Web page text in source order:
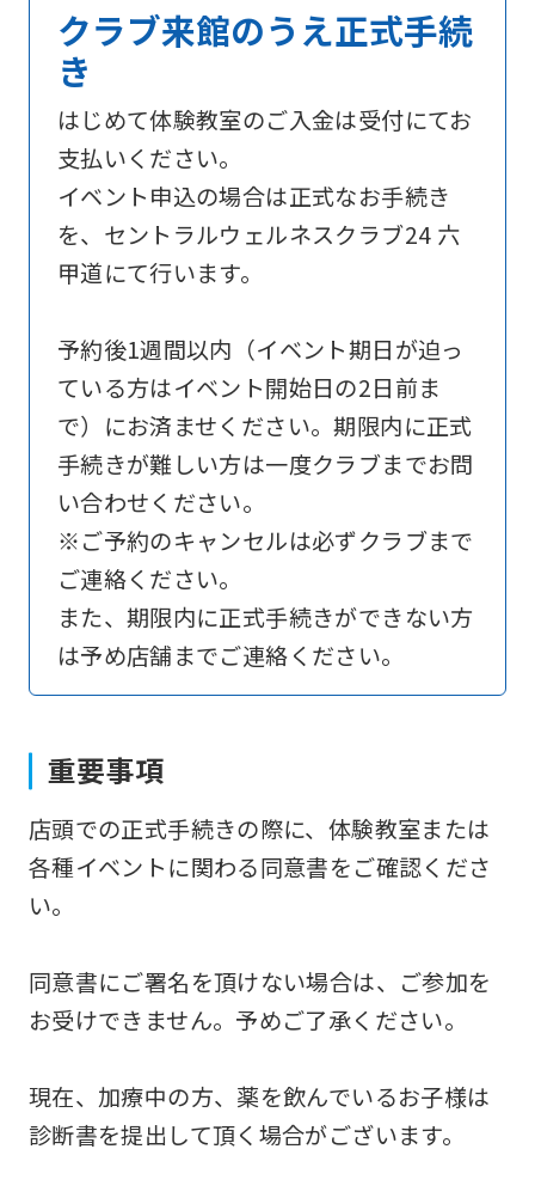
クラブ来館のうえ正式手続
き
はじめて体験教室のご入金は受付にてお
支払いください。
イベント申込の場合は正式なお手続き
を、セントラルウェルネスクラブ24 六
甲道にて行います。
予約後1週間以内（イベント期日が迫っ
ている方はイベント開始日の2日前ま
で）にお済ませください。期限内に正式
手続きが難しい方は一度クラブまでお問
い合わせください。
※ご予約のキャンセルは必ずクラブまで
ご連絡ください。
また、期限内に正式手続きができない方
は予め店舗までご連絡ください。
重要事項
店頭での正式手続きの際に、体験教室または
各種イベントに関わる同意書をご確認くださ
い。
同意書にご署名を頂けない場合は、ご参加を
お受けできません。予めご了承ください。
現在、加療中の方、薬を飲んでいるお子様は
診断書を提出して頂く場合がございます。
Central
official
website
is
automatically
translated
English.
Click
the
link
below
(start
automatic
translation)
to
return
page.
However,
use
an
translation
service,